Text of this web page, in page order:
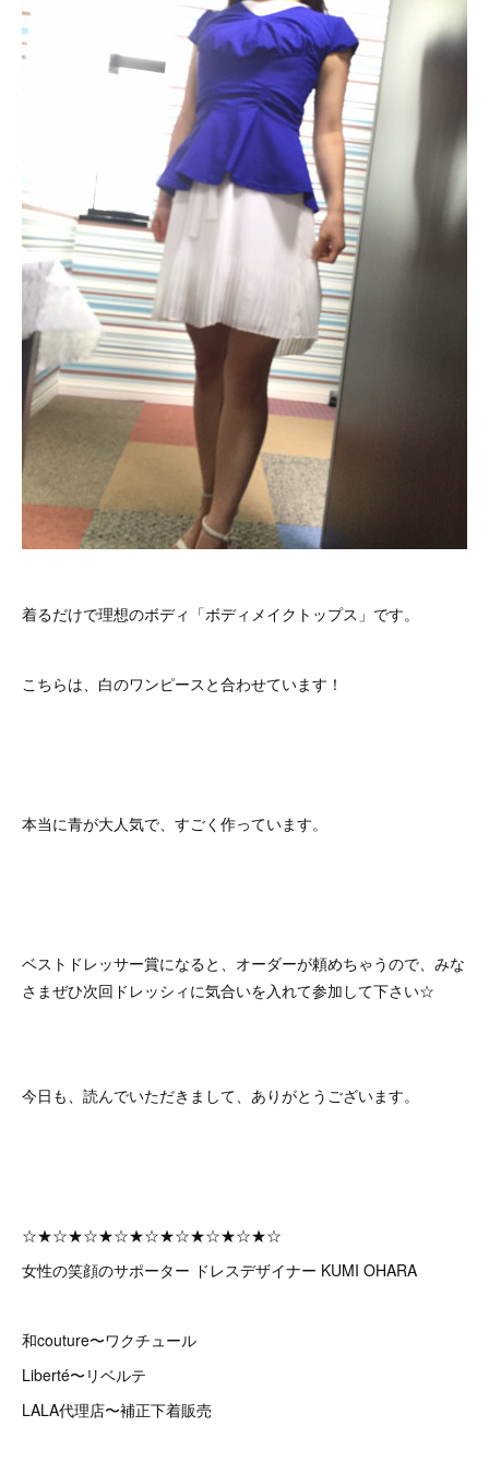
着るだけで理想のボディ「ボディメイクトップス」です。
こちらは、白のワンピースと合わせています！
本当に青が大人気で、すごく作っています。
ベストドレッサー賞になると、オーダーが頼めちゃうので、みな
さまぜひ次回ドレッシィに気合いを入れて参加して下さい☆
今日も、読んでいただきまして、ありがとうございます。
☆★☆★☆★☆★☆★☆★☆★☆★☆
女性の笑顔のサポーター ドレスデザイナー KUMI OHARA
和couture〜ワクチュール
Liberté〜リベルテ
LALA代理店〜補正下着販売